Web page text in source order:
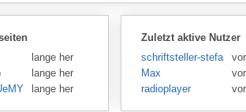
lange her
lange her
lange her
Zuletzt aktive Nutzer
schriftsteller-stefansen
Max
radioplayer